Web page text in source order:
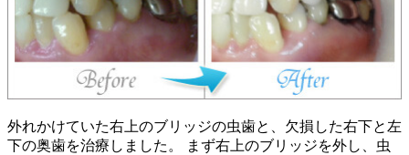
外れかけていた右上のブリッジの虫歯と、欠損した右下と左
下の奥歯を治療しました。 まず右上のブリッジを外し、虫